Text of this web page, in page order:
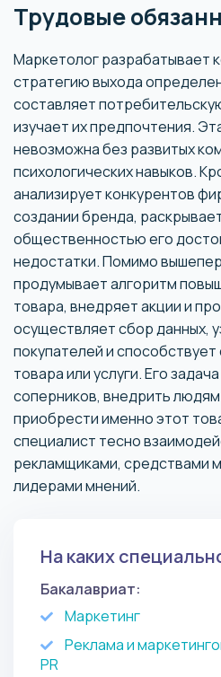
Трудовые
Маркетолог разрабатывает
стратегию выхода
составляет
изучает их предпочтения.
невозможна без развитых
психологических навыков.
анализирует конкурентов
создании бренда,
общественностью его
недостатки. Помимо
продумывает алгоритм
товара, внедряет акции и
осуществляет сбор данных,
покупателей и
товара или услуги. Его
соперников, внедрить
приобрести именно этот
специалист тесно
рекламщиками, средствами
лидерами мнений.
На каких
Бакалавриат:
Маркетинг
Реклама и
PR